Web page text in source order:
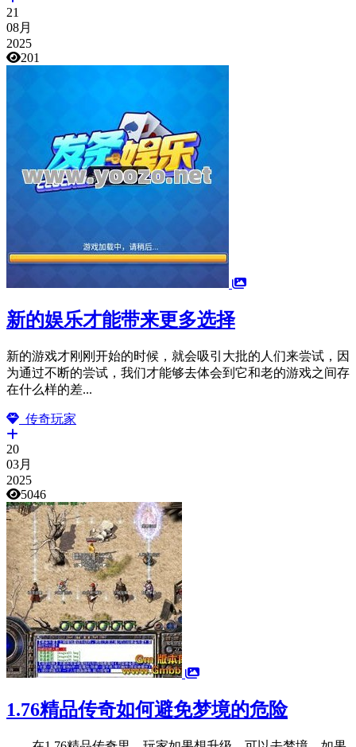
21
08月
2025
201
新的娱乐才能带来更多选择
新的游戏才刚刚开始的时候，就会吸引大批的人们来尝试，因
为通过不断的尝试，我们才能够去体会到它和老的游戏之间存
在什么样的差...
传奇玩家
20
03月
2025
5046
1.76精品传奇如何避免梦境的危险